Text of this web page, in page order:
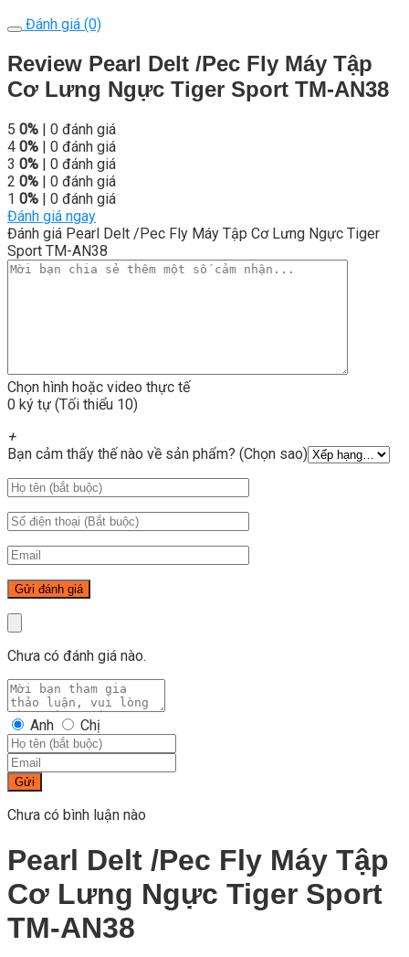
Đánh giá (0)
Review Pearl Delt /Pec Fly Máy Tập
Cơ Lưng Ngực Tiger Sport TM-AN38
5 0% | 0 đánh giá
4 0% | 0 đánh giá
3 0% | 0 đánh giá
2 0% | 0 đánh giá
1 0% | 0 đánh giá
Đánh giá ngay
Đánh giá Pearl Delt /Pec Fly Máy Tập Cơ Lưng Ngực Tiger
Sport TM-AN38
Chọn hình hoặc video thực tế
0 ký tự (Tối thiểu 10)
+
Bạn cảm thấy thế nào về sản phẩm? (Chọn sao)
Chưa có đánh giá nào.
Anh Chị
Gửi
Chưa có bình luận nào
Pearl Delt /Pec Fly Máy Tập
Cơ Lưng Ngực Tiger Sport
TM-AN38